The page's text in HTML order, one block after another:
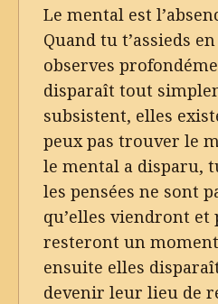
Le mental est
Quand tu t’assieds
observes
disparaît tout
subsistent, elles
peux pas trouver le
le mental a disparu,
les pensées ne sont
qu’elles viendront et
resteront un
ensuite elles
devenir leur lieu de